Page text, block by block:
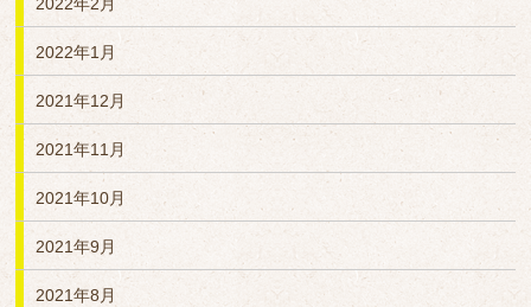
2022年1月
2021年12月
2021年11月
2021年10月
2021年9月
2021年8月